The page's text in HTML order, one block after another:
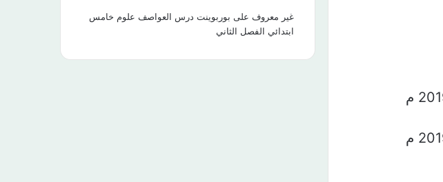
غير معروف على بوربوينت درس العواصف علوم خامس
ابتدائي الفصل الثاني